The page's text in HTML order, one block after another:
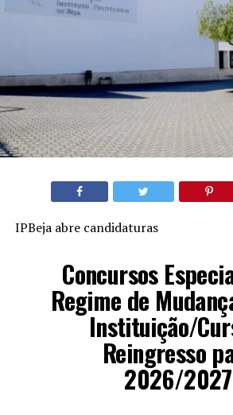
IPBeja abre candidaturas
Concursos
Regime de
Instituição/
Reingresso
2026/2027